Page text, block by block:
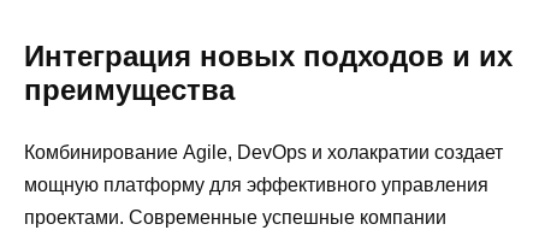
Интеграция новых подходов и их
преимущества
Комбинирование Agile, DevOps и холакратии создает
мощную платформу для эффективного управления
проектами. Современные успешные компании